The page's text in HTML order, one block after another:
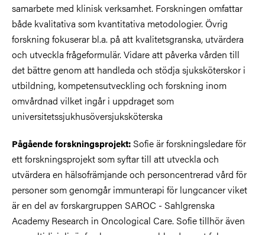
samarbete med klinisk verksamhet. Forskningen omfattar
både kvalitativa som kvantitativa metodologier. Övrig
forskning fokuserar bl.a. på att kvalitetsgranska, utvärdera
och utveckla frågeformulär. Vidare att påverka vården till
det bättre genom att handleda och stödja sjuksköterskor i
utbildning, kompetensutveckling och forskning inom
omvårdnad vilket ingår i uppdraget som
universitetssjukhusöversjuksköterska
Pågående forskningsprojekt: Sofie är forskningsledare för
ett forskningsprojekt som syftar till att utveckla och
utvärdera en hälsofrämjande och personcentrerad vård för
personer som genomgår immunterapi för lungcancer viket
är en del av forskargruppen SAROC - Sahlgrenska
Academy Research in Oncological Care. Sofie tillhör även